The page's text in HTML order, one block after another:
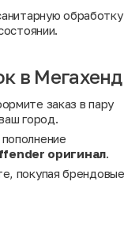
обработку
в Мегахенд
заказ в пару
город.
оригинал.
покупая брендовые